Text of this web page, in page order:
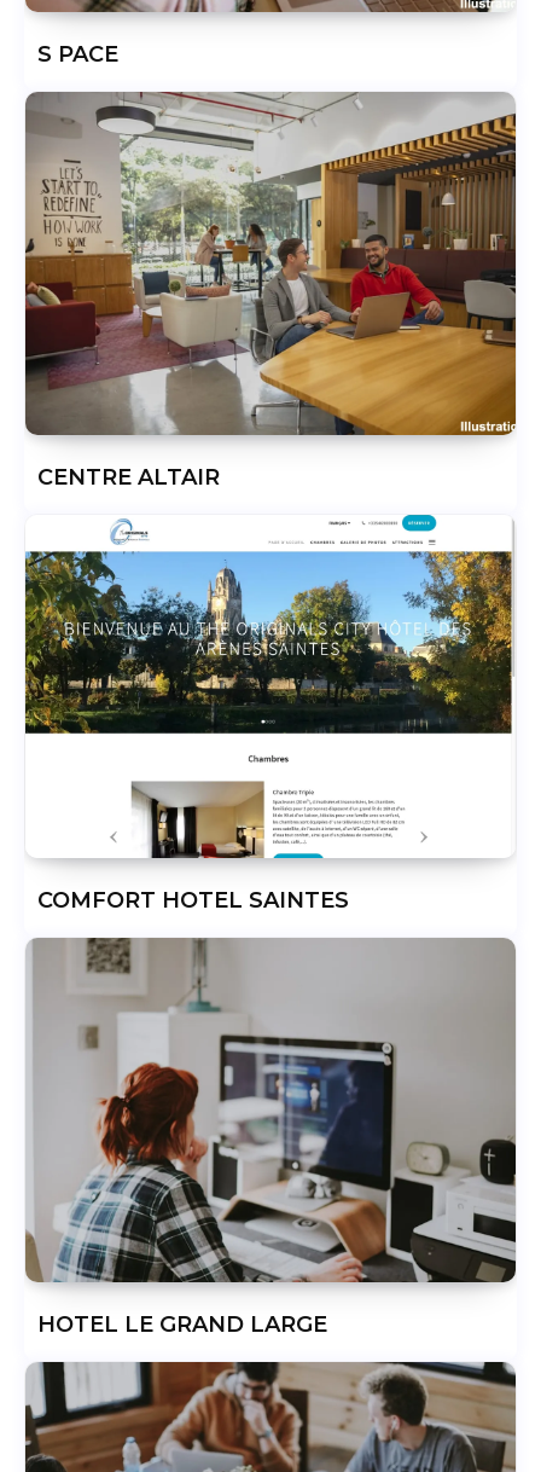
S PACE
CENTRE ALTAIR
COMFORT HOTEL SAINTES
HOTEL LE GRAND LARGE